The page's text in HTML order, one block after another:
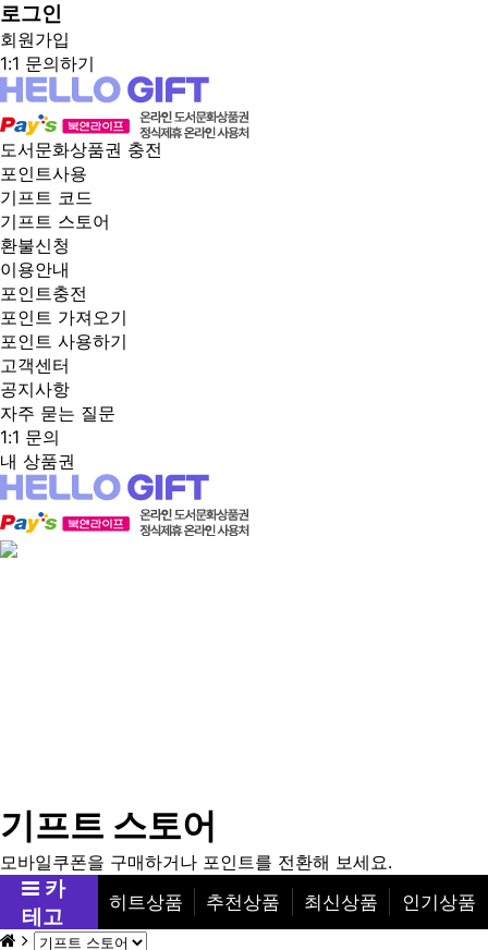
로그인
회원가입
1:1 문의하기
도서문화상품권 충전
포인트사용
기프트 코드
기프트 스토어
환불신청
이용안내
포인트충전
포인트 가져오기
포인트 사용하기
고객센터
공지사항
자주 묻는 질문
1:1 문의
내 상품권
기프트 스토어
모바일쿠폰을 구매하거나 포인트를 전환해 보세요.
카
테고
리
히트상품 추천상품 최신상품 인기상품